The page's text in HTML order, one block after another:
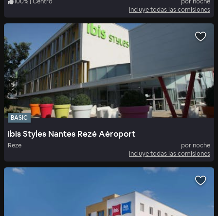
Incluye todas las comisiones
BASIC
ibis Styles Nantes Rezé Aéroport
Reze
por noche
Incluye todas las comisiones